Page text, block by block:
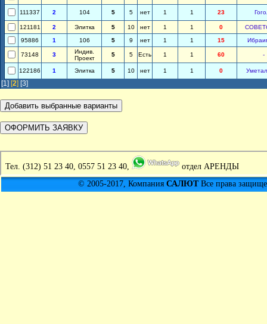
111337 2 104 5 5 нет 1 1 23
121181 2 Элитка 5 10 нет 1 1 0
95886
1 106 5 9 нет 1 1 15
73148 3
Индив.
Проект
5 5 Есть 1 1 60 -
122186 1 Элитка 5 10 нет 1 1 0
[1] [2] [3]
Тел. (312) 51 23 40, 0557 51 23 40,
отдел АРЕНДЫ
© 2005-2017, Компания САЛЮТВсе права